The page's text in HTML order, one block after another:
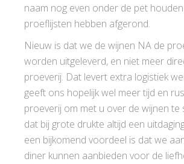
naam nog even onder de pet
proeflijsten hebben afgerond.
Nieuw is dat we de wijnen NA de
worden uitgeleverd, en niet meer
proeverij. Dat levert extra logistiek
geeft ons hopelijk wel meer tijd en
proeverij om met u over de wijnen te
dat bij grote drukte altijd een
een bijkomend voordeel is dat we
diner kunnen aanbieden voor de